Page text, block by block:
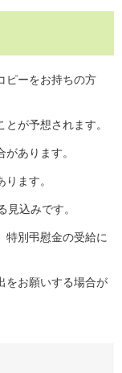
ピーをお持ちの方
が予想されます。
あります。
ます。
見込みです。
特別弔慰金の受給に
をお願いする場合が